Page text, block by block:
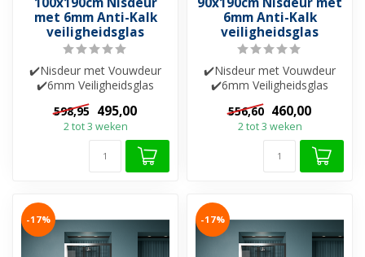
met 6mm Anti-Kalk
veiligheidsglas
✔️Nisdeur met Vouwdeur
✔️6mm Veiligheidsglas
✔️Helderglas ✔️Nano-
coating ✔️Besch...
598,95 495,00
2 tot 3 weken
6mm Anti-Kalk
veiligheidsglas
✔️Nisdeur met Vouwdeur
✔️6mm Veiligheidsglas
✔️Helderglas ✔️Nano-
coating ✔️Besch...
556,60 460,00
2 tot 3 weken
-17% -17%